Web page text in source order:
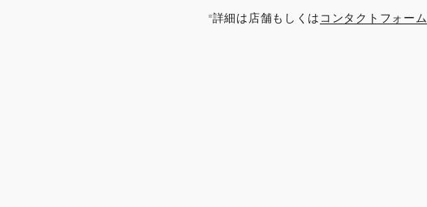
詳細は店舗もしくは コンタクトフォーム